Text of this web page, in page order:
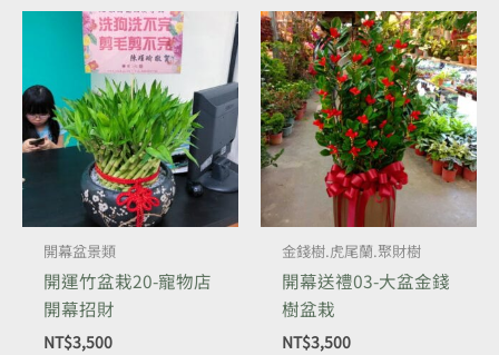
開幕盆景類
開運竹盆栽20-寵物店
開幕招財
NT$3,500
金錢樹.虎尾蘭.聚財樹
開幕送禮03-大盆金錢
樹盆栽
NT$3,500